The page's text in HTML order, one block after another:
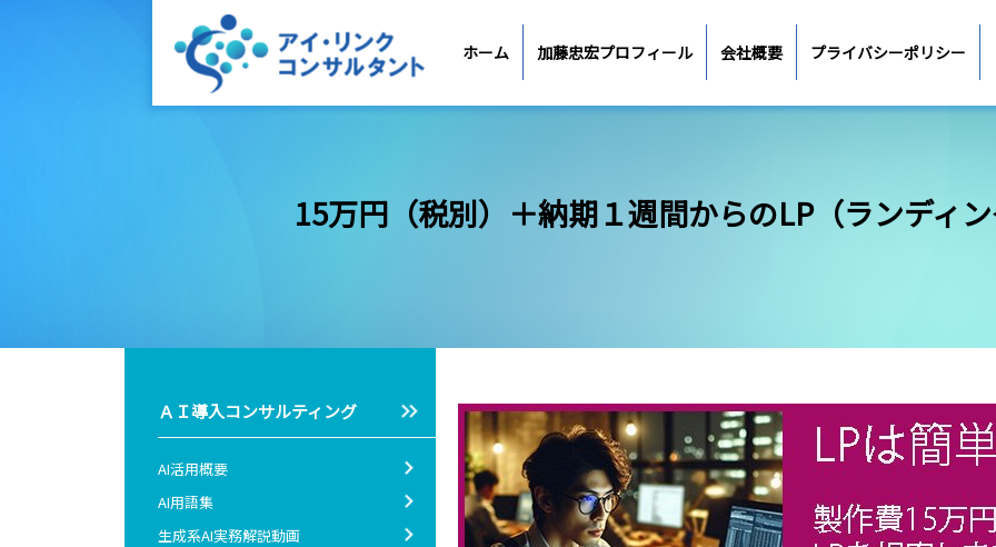
ホーム 加藤忠宏プロフィール 会社概要 プライバシーポリシー
15万円（税別）＋納期１週間からのLP（ランディ
ＡＩ導入コンサルティング
AI活用概要
AI用語集
生成系AI実務解説動画